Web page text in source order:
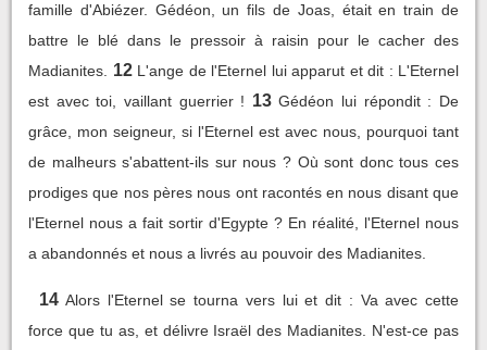
famille d'Abiézer. Gédéon, un fils de Joas, était en train de
battre le blé dans le pressoir à raisin pour le cacher des
Madianites.
12 L'ange de l'Eternel lui apparut et dit : L'Eternel
est avec toi, vaillant guerrier ! 13 Gédéon lui répondit : De
grâce, mon seigneur, si l'Eternel est avec nous, pourquoi tant
de malheurs s'abattent-ils sur nous ? Où sont donc tous ces
prodiges que nos pères nous ont racontés en nous disant que
l'Eternel nous a fait sortir d'Egypte ? En réalité, l'Eternel nous
a abandonnés et nous a livrés au pouvoir des Madianites.
14 Alors l'Eternel se tourna vers lui et dit : Va avec cette
force que tu as, et délivre Israël des Madianites. N'est-ce pas